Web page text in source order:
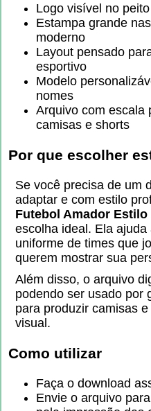
Logo visível no
Estampa grande
moderno
Layout pensado
esportivo
Modelo
nomes
Arquivo com escala
camisas e shorts
Por que escolher
Se você precisa de um
adaptar e com estilo
Futebol Amador
escolha ideal. Ela
uniforme de times que
querem mostrar sua
Além disso, o arquivo
podendo ser usado por
para produzir camisas
visual.
Como utilizar
Faça o download
Envie o arquivo